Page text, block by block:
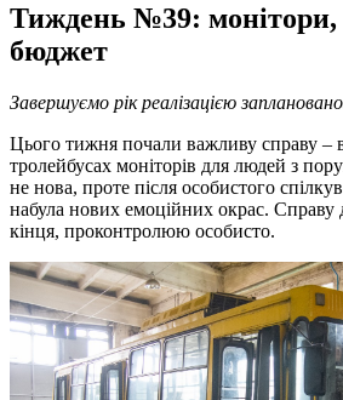
Тиждень №39: монітори,
бюджет
Завершуємо рік реалізацією
Цього тижня почали важливу справу –
тролейбусах моніторів для людей з
не нова, проте після особистого
набула нових емоційних окрас. Справу
кінця, проконтролюю особисто.